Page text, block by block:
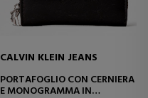
CALVIN KLEIN JEANS
PORTAFOGLIO CON CERNIERA
E MONOGRAMMA IN